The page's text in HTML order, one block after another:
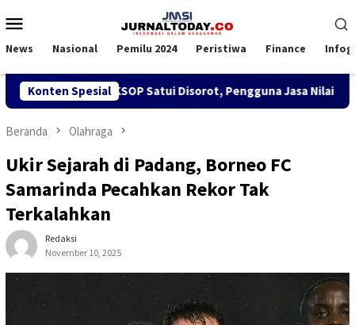
ke
Mobile
News Nasional Pemilu 2024 Peristiwa Finance
Konten Spesial
SPK TKBM di KSOP Satui Disorot, Pengguna Jasa Nilai Ganggu
Beranda Olahraga
Ukir Sejarah di Padang, Borneo FC
Samarinda Pecahkan Rekor Tak
Terkalahkan
Redaksi
November 10, 2025